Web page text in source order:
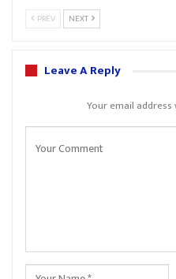
PREV NEXT
Leave A Reply
Your email